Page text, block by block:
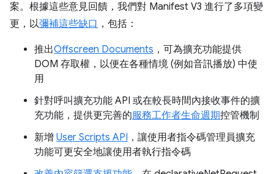
案。根據這些意見回饋，我們對 Manifest V3 進行了多項變
更，以彌補這些缺口 ，包括：
推出Offscreen Documents ，可為擴充功能提供
DOM 存取權，以便在各種情境 (例如音訊播放) 中使
用
針對呼叫擴充功能 API 或在較長時間內接收事件的擴
充功能，提供更完善的服務工作者生命週期控管機制
新增 User Scripts API ，讓使用者指令碼管理員擴充
功能可更安全地讓使用者執行指令碼